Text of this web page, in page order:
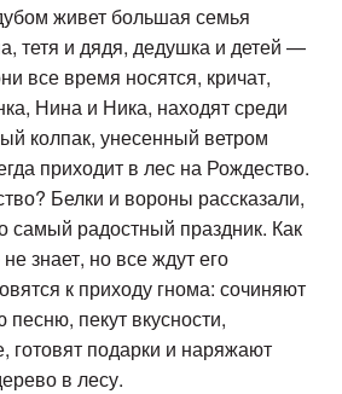
живет большая семья
тетя и дядя, дедушка и детей —
все время носятся, кричат,
Нина и Ника, находят среди
колпак, унесенный ветром
приходит в лес на Рождество.
Белки и вороны рассказали,
самый радостный праздник. Как
знает, но все ждут его
к приходу гнома: сочиняют
пекут вкусности,
готовят подарки и наряжают
в лесу.